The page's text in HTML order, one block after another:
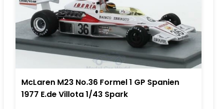
McLaren M23 No.36 Formel 1 GP Spanien
1977 E.de Villota 1/43 Spark